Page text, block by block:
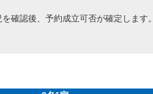
確認後、予約成立可否が確定します。